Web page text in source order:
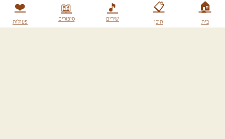
🏠
בית
📋
תוכן
🎵
שירים
📖
סיפורים
❤️
פעולות